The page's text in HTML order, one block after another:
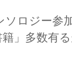
ロジー参
」多数有る